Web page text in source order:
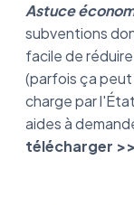
Astuce
subventions
facile de
(parfois ça peut
charge par
aides à
télécharger >>